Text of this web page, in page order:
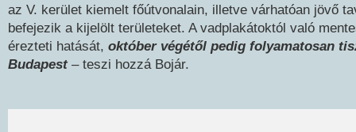
az V. kerület kiemelt főútvonalain, illetve várhatóan jövő
befejezik a kijelölt területeket. A vadplakátoktól való
érezteti hatását, október végétől pedig folyamatosan
Budapest– teszi hozzá Bojár.